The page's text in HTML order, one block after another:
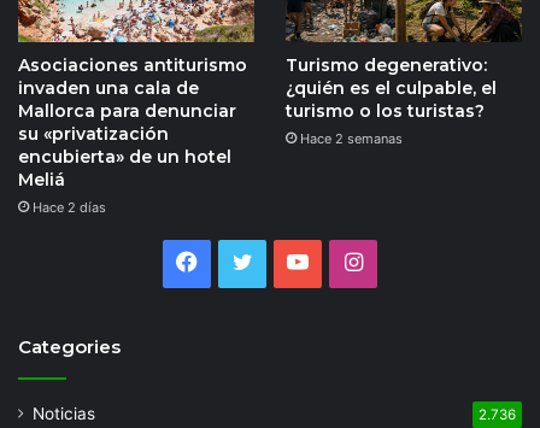
Asociaciones antiturismo
invaden una cala de
Mallorca para denunciar
su «privatización
encubierta» de un hotel
Meliá
Hace 2 días
Turismo degenerativo:
¿quién es el culpable, el
turismo o los turistas?
Hace 2 semanas
Facebook
TwitterYouTubeInstagram
Categories
Noticias 2.736